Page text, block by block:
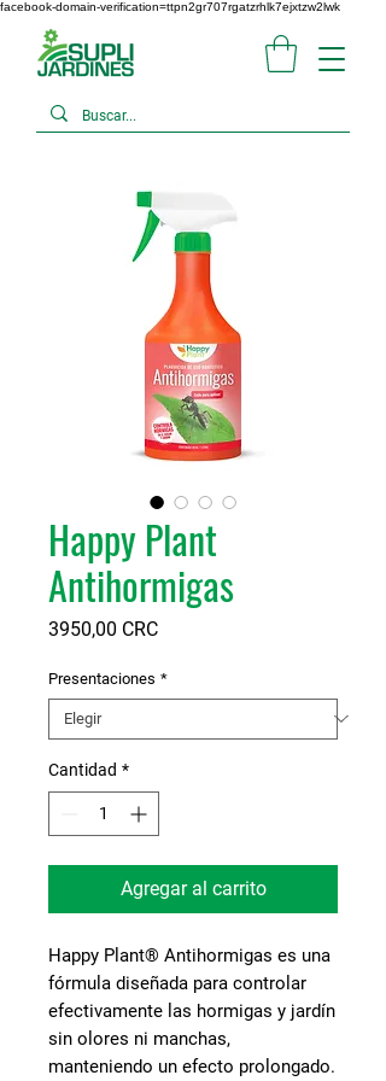
facebook-domain-verification=ttpn2gr707rgatzrhlk7ejxtzw2lwk
Happy Plant
Antihormigas
3950,00 CRCPrecio
Presentaciones *
Cantidad *
Agregar al carrito
Happy Plant® Antihormigas es una
fórmula diseñada para controlar
efectivamente las hormigas y jardín
sin olores ni manchas,
manteniendo un efecto prolongado.